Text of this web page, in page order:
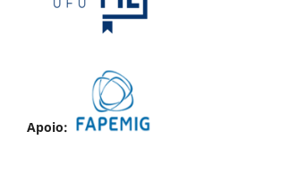
Apoio: